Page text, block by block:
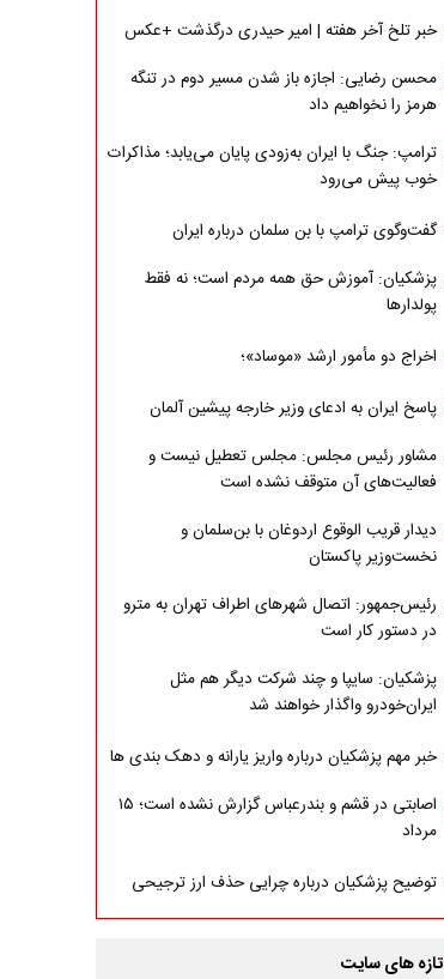
خبر تلخ آخر هفته | امیر حیدری درگذشت +عکس
محسن رضایی: اجازه باز شدن مسیر دوم در تنگه
هرمز را نخواهیم داد
ترامپ: جنگ با ایران به‌زودی پایان می‌یابد؛ مذاکرات
خوب پیش می‌رود
گفت‌وگوی ترامپ با بن سلمان درباره ایران
پزشکیان: آموزش حق همه مردم است؛ نه فقط
پولدارها
اخراج دو مأمور ارشد «موساد»؛
پاسخ ایران به ادعای وزیر خارجه پیشین آلمان
مشاور رئیس مجلس: مجلس تعطیل نیست و
فعالیت‌های آن متوقف نشده است
دیدار قریب الوقوع اردوغان با بن‌سلمان و
نخست‌وزیر پاکستان
رئیس‌جمهور: اتصال شهرهای اطراف تهران به مترو
در دستور کار است
پزشکیان: سایپا و چند شرکت دیگر هم مثل
ایران‌خودرو واگذار خواهند شد
خبر مهم پزشکیان درباره واریز یارانه و دهک بندی ها
اصابتی در قشم و بندرعباس گزارش نشده است؛ ۱۵
مرداد
توضیح پزشکیان درباره چرایی حذف ارز ترجیحی
تازه های سایت